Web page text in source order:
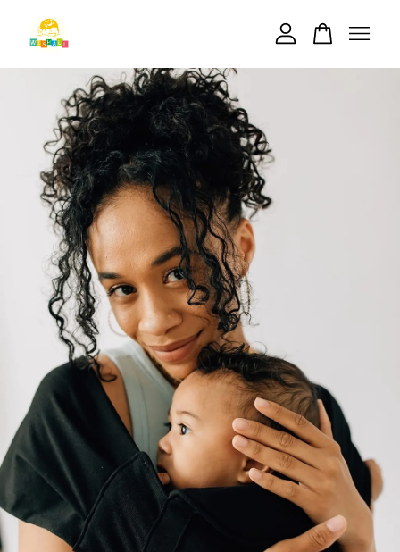
您的購物車目前還是空的。
繼續購物